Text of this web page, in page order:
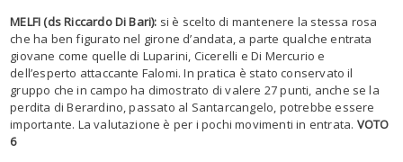
MELFI (ds Riccardo Di Bari): si è scelto di mantenere la stessa rosa
che ha ben figurato nel girone d’andata, a parte qualche entrata
giovane come quelle di Luparini, Cicerelli e Di Mercurio e
dell’esperto attaccante Falomi. In pratica è stato conservato il
gruppo che in campo ha dimostrato di valere 27 punti, anche se la
perdita di Berardino, passato al Santarcangelo, potrebbe essere
importante. La valutazione è per i pochi movimenti in entrata. VOTO
6